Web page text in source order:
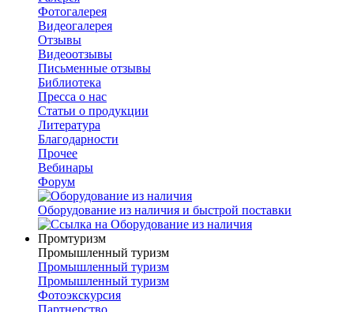
Фотогалерея
Видеогалерея
Отзывы
Видеоотзывы
Письменные отзывы
Библиотека
Пресса о нас
Статьи о продукции
Литература
Благодарности
Прочее
Вебинары
Форум
Оборудование из наличия и быстрой поставки
Промтуризм
Промышленный туризм
Промышленный туризм
Промышленный туризм
Фотоэкскурсия
Партнерство